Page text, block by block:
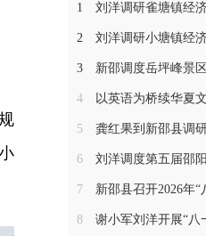
1 刘洋调研雀塘镇经济社会发展及
2 刘洋调研小塘镇经济社会发展
3 新邵调度岳坪峰景
4 以英语为桥续华夏文脉 以赛场为镜促学子成长——新
5 龚红果到新邵县调
6 刘洋调度第五届邵阳旅
7 新邵县召开2026年
8 谢小军刘洋开展“八